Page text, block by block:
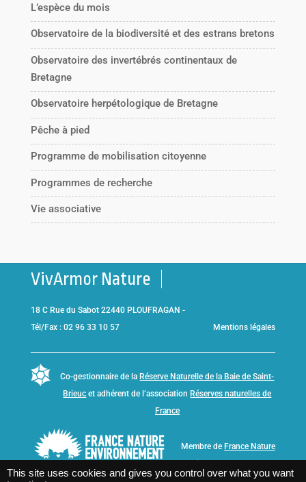
L’espèce du mois
Observatoire de la biodiversité et des estrans bretons
Observatoire des invertébrés continentaux de
Bretagne
Observatoire herpétologique de Bretagne
Pêche à pied
Programme de mobilisation citoyenne
Programmes de recherche
Vie associative
VivArmor Nature
18 C Rue du Sabot 22440 PLOUFRAGAN -
Tél/Fax : 02 96 33 10 57
Mentions légales
Co-gestionnaire de la Réserve Naturelle de la Baie de Saint-
Brieuc et adhérent de l’association Réserves naturelles de
France
Membre de France Nature
This site uses cookies and gives you control over what you want